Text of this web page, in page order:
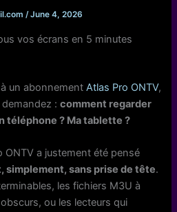
/June 4, 2026
vos écrans en 5 minutes
un abonnementAtlas Pro ONTV,
demandez :comment regarder
téléphone ? Ma tablette ?
ONTV a justement été pensé
simplement, sans prise de tête.
les fichiers M3U à
ou les lecteurs qui